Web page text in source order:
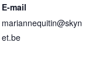
E-mail
mariannequitin@skyn
et.be